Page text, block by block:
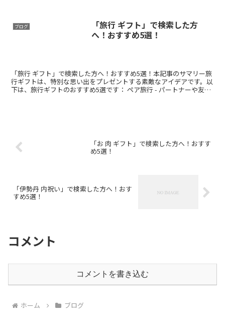
ブログ
「旅行 ギフト」で検索した方
へ！おすすめ5選！
「旅行 ギフト」で検索した方へ！おすすめ5選！本記事のサマリー旅
行ギフトは、特別な思い出をプレゼントする素敵なアイデアです。以
下は、旅行ギフトのおすすめ5選です： ペア旅行 - パートナーや友人
「お 肉 ギフト」で検索した方へ！おすす
め5選！
「伊勢丹 内祝い」で検索した方へ！おす
すめ5選！
コメント
コメントを書き込む
ホーム ブログ